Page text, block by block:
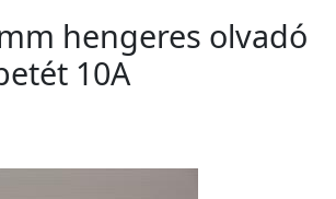
hengeres olvadó
10A